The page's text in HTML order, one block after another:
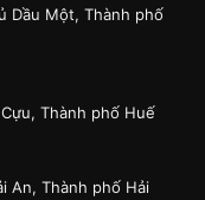
Dầu Một, Thành phố
Thành phố Huế
An, Thành phố Hải